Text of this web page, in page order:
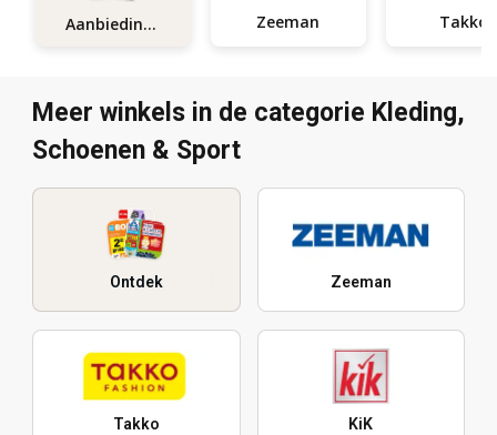
Aanbiedingen Zeeman Takko
Meer winkels in de categorie Kleding,
Schoenen & Sport
Ontdek Zeeman
Takko KiK